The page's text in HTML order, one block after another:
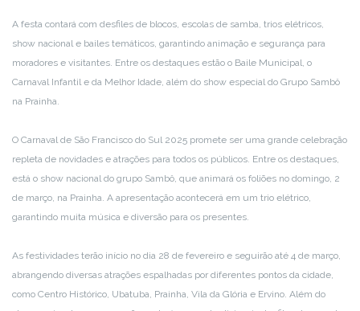
A festa contará com desfiles de blocos, escolas de samba, trios elétricos,
show nacional e bailes temáticos, garantindo animação e segurança para
moradores e visitantes. Entre os destaques estão o Baile Municipal, o
Carnaval Infantil e da Melhor Idade, além do show especial do Grupo Sambô
na Prainha.
O Carnaval de São Francisco do Sul 2025 promete ser uma grande celebração
repleta de novidades e atrações para todos os públicos. Entre os destaques,
está o show nacional do grupo Sambô, que animará os foliões no domingo, 2
de março, na Prainha. A apresentação acontecerá em um trio elétrico,
garantindo muita música e diversão para os presentes.
As festividades terão início no dia 28 de fevereiro e seguirão até 4 de março,
abrangendo diversas atrações espalhadas por diferentes pontos da cidade,
como Centro Histórico, Ubatuba, Prainha, Vila da Glória e Ervino. Além do